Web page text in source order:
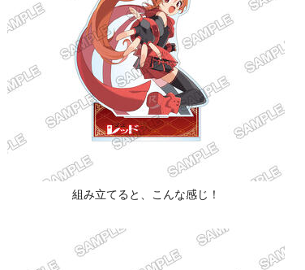
組み立てると、こんな感じ！